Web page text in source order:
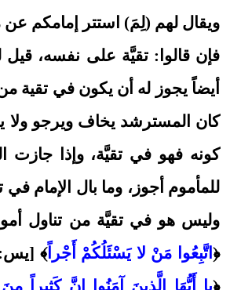
ويقال لهم (لِمَ) استتر إمامكم
فإن قالوا: تقيَّة على نفسه،
أيضاً يجوز له أن يكون في تقية من
كان المسترشد يخاف ويرجو ولا
كونه فهو في تقيَّة، وإذا جازت
للمأموم أجوز، وما بال الإمام
وليس هو في تقيَّة من تناول
﴿اتَّبِعُوا مَنْ لا يَسْئَلُكُمْ أَجْراً
﴿يا أَيُّهَا الَّذِينَ آمَنُوا إِنَّ كَثِيراً مِنَ